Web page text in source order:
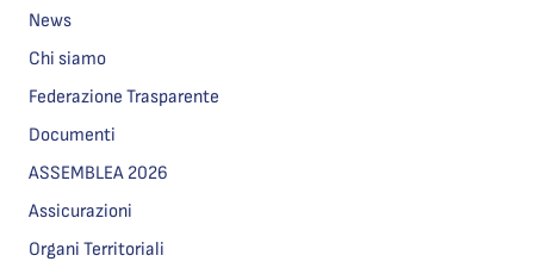
News
Chi siamo
Federazione Trasparente
Documenti
ASSEMBLEA 2026
Assicurazioni
Organi Territoriali